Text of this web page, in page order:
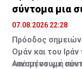
σύντομα μια
07.08.2026 22:28
Πρόοδος
Ομάν και του
«αναμένουμε
Από τη στιγμή που